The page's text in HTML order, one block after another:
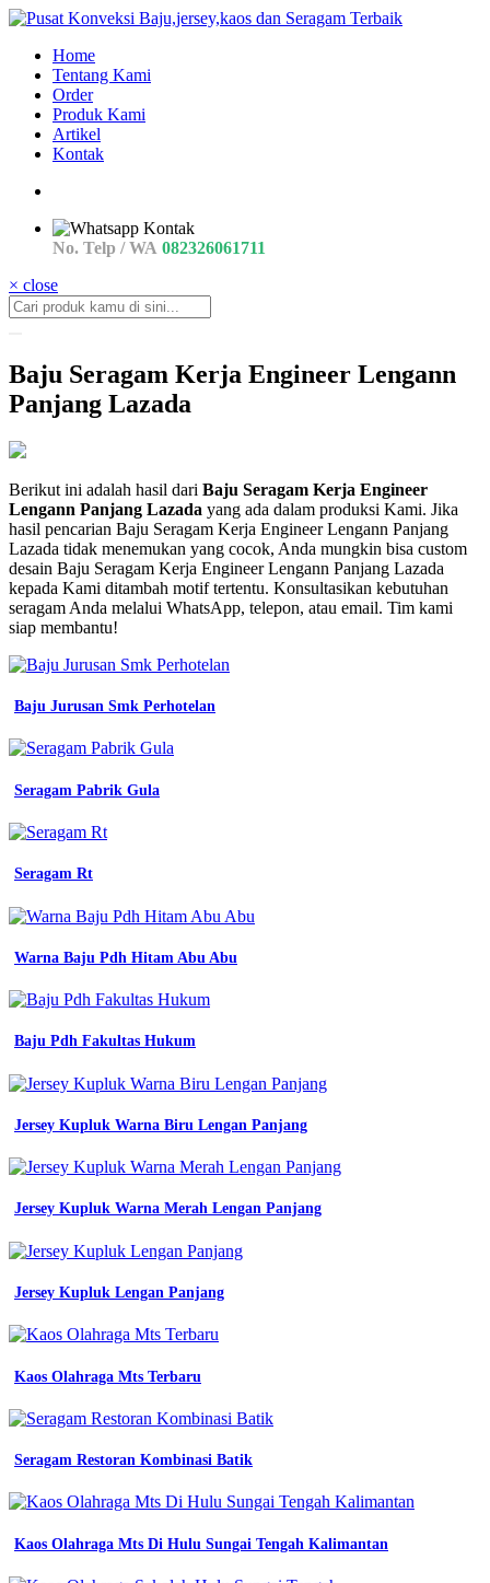
Home
Tentang Kami
Order
Produk Kami
Artikel
Kontak
No. Telp / WA 082326061711
× close
Baju Seragam Kerja Engineer Lengann
Panjang Lazada
baju
Baju
Seragam
Kerja
Engineer
Lengann
Panjang
safety
hitam
mekanik
lengan
seragam
jersey
printing
terdekat
baju
seragam
kerja
e-
tambang
jual
kerja
wearpack
seragam
proyek
teknik
lengan
panjang
k3
abu
kota
baju
proyek
safety
lengan
panjang
seragam
bengkel
mekanik
Berikut ini adalah hasil dari Baju Seragam Kerja Engineer
Lengann Panjang Lazada yang ada dalam produksi Kami. Jika
hasil pencarian Baju Seragam Kerja Engineer Lengann Panjang
Lazada tidak menemukan yang cocok, Anda mungkin bisa custom
desain Baju Seragam Kerja Engineer Lengann Panjang Lazada
kepada Kami ditambah motif tertentu. Konsultasikan kebutuhan
seragam Anda melalui WhatsApp, telepon, atau email. Tim kami
siap membantu!
Baju Jurusan Smk Perhotelan
Seragam Pabrik Gula
Seragam Rt
Warna Baju Pdh Hitam Abu Abu
Baju Pdh Fakultas Hukum
Jersey Kupluk Warna Biru Lengan Panjang
Jersey Kupluk Warna Merah Lengan Panjang
Jersey Kupluk Lengan Panjang
Kaos Olahraga Mts Terbaru
Seragam Restoran Kombinasi Batik
Kaos Olahraga Mts Di Hulu Sungai Tengah Kalimantan